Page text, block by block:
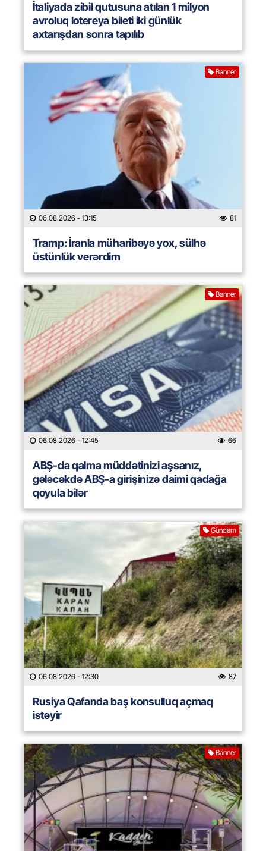
İtaliyada zibil qutusuna atılan 1 milyon
avroluq lotereya bileti iki günlük
axtarışdan sonra tapılıb
Banner
06.08.2026 - 13:15 81
Tramp: İranla müharibəyə yox, sülhə
üstünlük verərdim
Banner
06.08.2026 - 12:45 66
ABŞ-da qalma müddətinizi aşsanız,
gələcəkdə ABŞ-a girişinizə daimi qadağa
qoyula bilər
Gündəm
06.08.2026 - 12:30 87
Rusiya Qafanda baş konsulluq açmaq
istəyir
Banner